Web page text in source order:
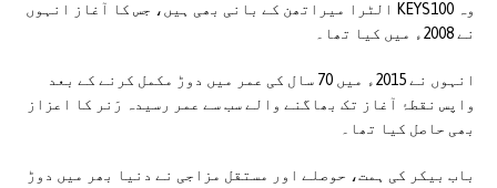
وہ KEYS100 الٹرا میراتھن کے بانی بھی ہیں، جس کا آغاز انہوں
نے 2008ء میں کیا تھا۔
انہوں نے 2015ء میں 70 سال کی عمر میں دوڑ مکمل کرنے کے بعد
واپس نقطۂ آغاز تک بھاگنے والے سب سے عمر رسیدہ رَنر کا اعزاز
بھی حاصل کیا تھا۔
باب بیکر کی ہمت، حوصلے اور مستقل مزاجی نے دنیا بھر میں دوڑ